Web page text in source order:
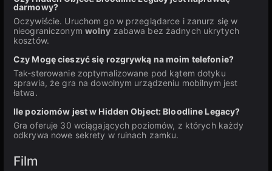
darmowy?
Oczywiście. Uruchom go w przeglądarce i zanurz się w
nieograniczonym wolny zabawa bez żadnych ukrytych
kosztów.
Czy Mogę cieszyć się rozgrywką na moim telefonie?
Tak-sterowanie zoptymalizowane pod kątem dotyku
sprawia, że gra na dowolnym urządzeniu mobilnym jest
łatwa.
Ile poziomów jest w Hidden Object: Bloodline Legacy?
Gra oferuje 30 wciągających poziomów, z których każdy
odkrywa nowe sekrety w ruinach zamku.
Film